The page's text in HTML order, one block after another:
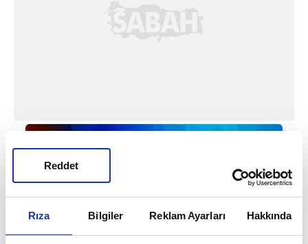
Rıza Bilgiler Reklam Ayarları Hakkında
Reddet